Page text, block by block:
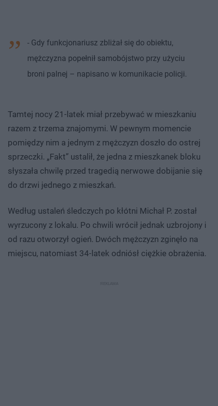
- Gdy funkcjonariusz zbliżał się do obiektu,
mężczyzna popełnił samobójstwo przy użyciu
broni palnej – napisano w komunikacie policji.
Tamtej nocy 21-latek miał przebywać w mieszkaniu
razem z trzema znajomymi. W pewnym momencie
pomiędzy nim a jednym z mężczyzn doszło do ostrej
sprzeczki. „Fakt” ustalił, że jedna z mieszkanek bloku
słyszała chwilę przed tragedią nerwowe dobijanie się
do drzwi jednego z mieszkań.
Według ustaleń śledczych po kłótni Michał P. został
wyrzucony z lokalu. Po chwili wrócił jednak uzbrojony i
od razu otworzył ogień. Dwóch mężczyzn zginęło na
miejscu, natomiast 34-latek odniósł ciężkie obrażenia.